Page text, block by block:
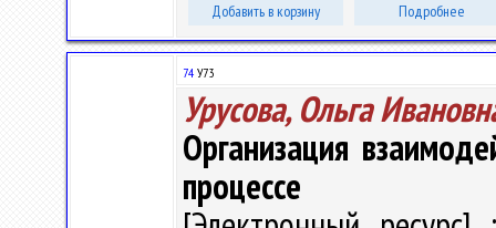
Добавить в корзину Подробнее
74 У73
Урусова, Ольга
Организация
процессе